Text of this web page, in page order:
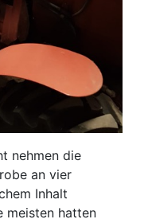
nehmen die
an vier
Inhalt
meisten hatten